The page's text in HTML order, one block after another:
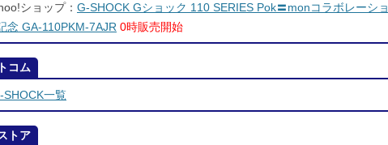
ショップ： G-SHOCK Gショック 110 SERIES Pok〓monコラボレーショ
念 GA-110PKM-7AJR 0時販売開始
コム
SHOCK一覧
トア